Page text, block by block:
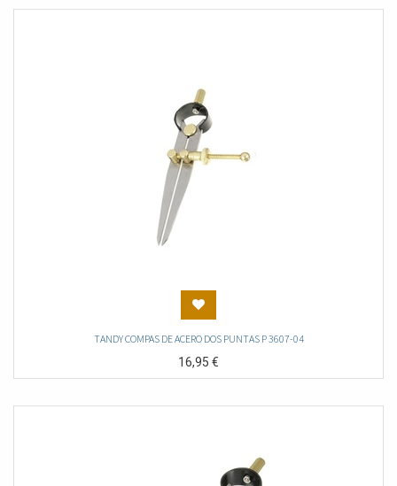
TANDY COMPAS DE ACERO DOS PUNTAS P 3607-04
16,95€